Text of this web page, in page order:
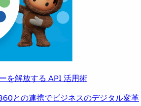
を解放する API 活用術
との連携でビジネスのデジタル変革